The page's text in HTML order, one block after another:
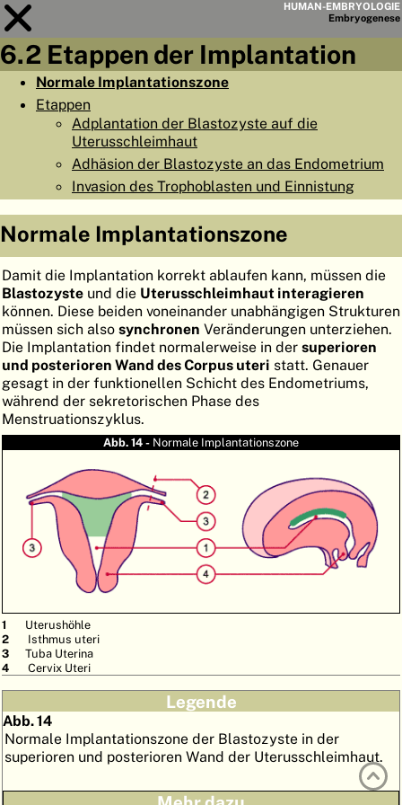
HUMAN-EMBRYOLOGIE
Embryogenese
Modul6
ABSTRAKT
◀SEITE▶
HOME
EMBRYOGENESE
ORGANOGENESE
HILFE
FR
6.2 Etappen der Implantation
Normale Implantationszone
Etappen
Adplantation der Blastozyste auf die
Uterusschleimhaut
Adhäsion der Blastozyste an das Endometrium
Invasion des Trophoblasten und Einnistung
Normale Implantationszone
Damit die Implantation korrekt ablaufen kann, müssen die
Blastozyste und die Uterusschleimhaut interagieren
können. Diese beiden voneinander unabhängigen Strukturen
müssen sich also synchronen Veränderungen unterziehen.
Die Implantation findet normalerweise in der superioren
und posterioren Wand des Corpus uteri statt. Genauer
gesagt in der funktionellen Schicht des Endometriums,
während der sekretorischen Phase des
Menstruationszyklus.
Abb. 14 - Normale Implantationszone
Uterushöhle
Isthmus uteri
Tuba Uterina
Cervix Uteri
Legende
Abb. 14
Normale Implantationszone der Blastozyste in der
superioren und posterioren Wand der Uterusschleimhaut.